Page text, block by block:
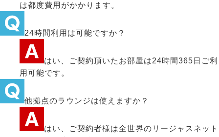
は都度費用がかかります。
24時間利用は可能ですか？
はい、ご契約頂いたお部屋は24時間365日ご利
用可能です。
他拠点のラウンジは使えますか？
はい、ご契約者様は全世界のリージャスネット